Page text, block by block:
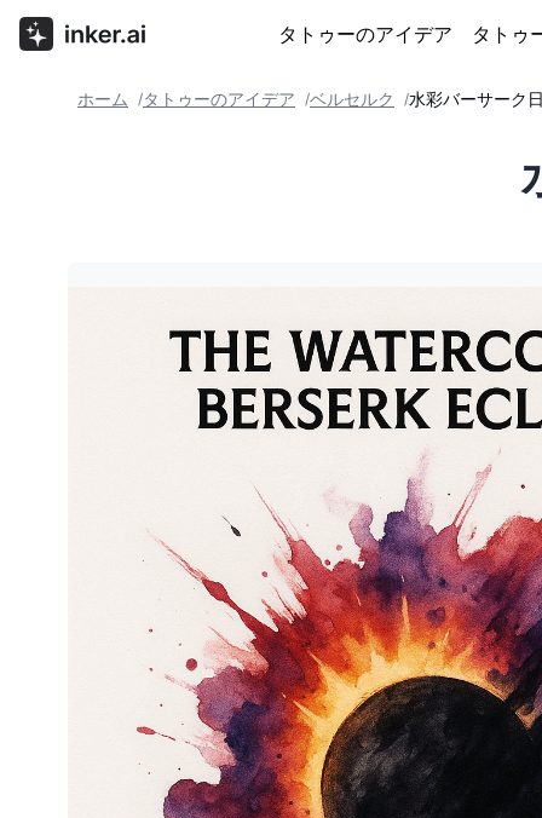
タトゥーのアイデア タトゥ
ホーム /タトゥーのアイデア /ベルセルク /水彩バーサーク